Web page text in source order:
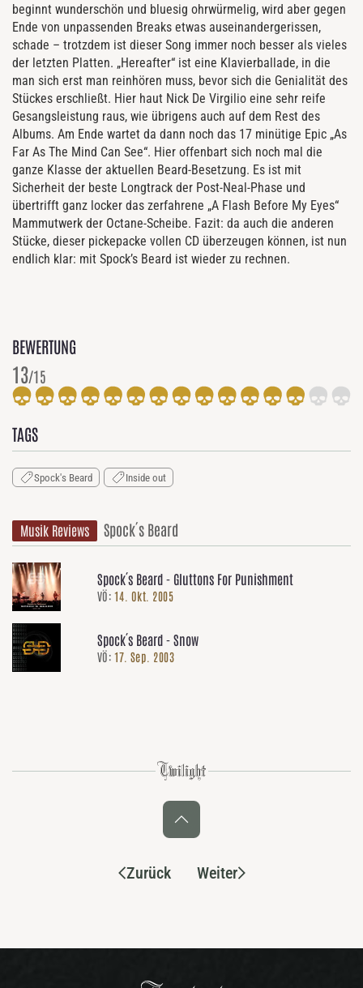
beginnt wunderschön und bluesig ohrwürmelig, wird aber gegen
Ende von unpassenden Breaks etwas auseinandergerissen,
schade – trotzdem ist dieser Song immer noch besser als vieles
der letzten Platten. „Hereafter“ ist eine Klavierballade, in die
man sich erst man reinhören muss, bevor sich die Genialität des
Stückes erschließt. Hier haut Nick De Virgilio eine sehr reife
Gesangsleistung raus, wie übrigens auch auf dem Rest des
Albums. Am Ende wartet da dann noch das 17 minütige Epic „As
Far As The Mind Can See“. Hier offenbart sich noch mal die
ganze Klasse der aktuellen Beard-Besetzung. Es ist mit
Sicherheit der beste Longtrack der Post-Neal-Phase und
übertrifft ganz locker das zerfahrene „A Flash Before My Eyes“
Mammutwerk der Octane-Scheibe. Fazit: da auch die anderen
Stücke, dieser pickepacke vollen CD überzeugen können, ist nun
endlich klar: mit Spock’s Beard ist wieder zu rechnen.
BEWERTUNG
13/15
TAGS
Spock's Beard Inside out
Musik Reviews Spock´s Beard
Spock´s Beard - Gluttons For Punishment
VÖ: 14. Okt. 2005
Spock´s Beard - Snow
VÖ: 17. Sep. 2003
Zurück Weiter